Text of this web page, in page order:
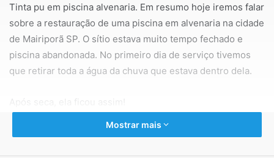
Tinta pu em piscina alvenaria. Em resumo hoje iremos falar
sobre a restauração de uma piscina em alvenaria na cidade
de Mairiporã SP. O sítio estava muito tempo fechado e
piscina abandonada. No primeiro dia de serviço tivemos
que retirar toda a água da chuva que estava dentro dela.
Mostrar mais